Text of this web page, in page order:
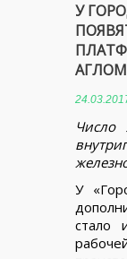
У
Число
У
стало